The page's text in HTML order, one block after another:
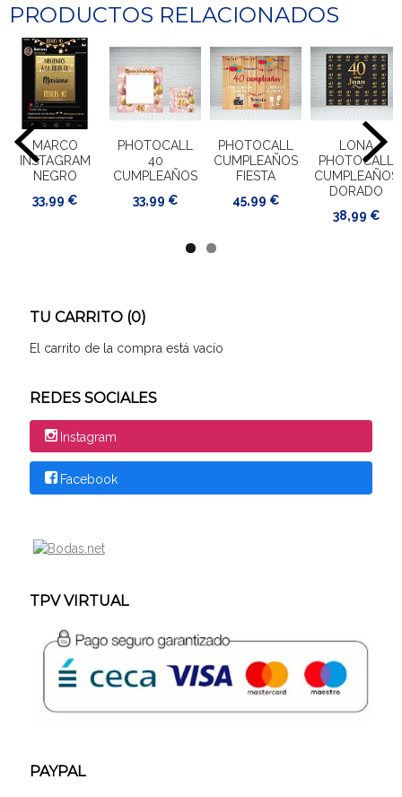
TU CARRITO (0)
El carrito de la compra está vacío
REDES SOCIALES
Instagram
Facebook
TPV VIRTUAL
PAYPAL
PRODUCTOS RELACIONADOS
MARCO
INSTAGRAM
NEGRO
33,99 €
PHOTOCALL
40
CUMPLEAÑOS
33,99 €
PHOTOCALL
CUMPLEAÑOS
FIESTA
45,99 €
LONA
PHOTOCALL
CUMPLEAÑOS
DORADO
38,99 €